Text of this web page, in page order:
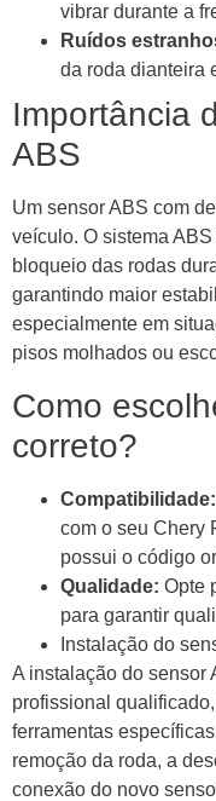
vibrar durante a
Ruídos
da roda dianteira
Importância
ABS
Um sensor ABS com
veículo. O sistema
bloqueio das rodas
garantindo maior
especialmente em
pisos molhados ou
Como
correto?
Compatibilidade:
com o seu Chery
possui o código
Qualidade: Opte
para garantir
Instalação do
A instalação do sensor
profissional
ferramentas
remoção da roda, a
conexão do novo